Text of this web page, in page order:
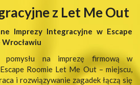
z Let Me Out
Imprezy Integracyjne w Escape
pomysłu na imprezę firmową w
Roomie Let Me Out – miejscu,
i rozwiązywanie zagadek łączą się